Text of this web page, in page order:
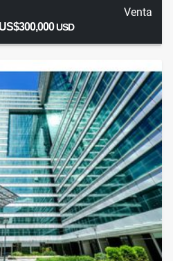
Venta
US$300,000USD